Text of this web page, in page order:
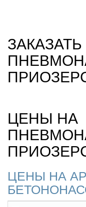
ЗАКАЗАТЬ
ЦЕНЫ НА
ЦЕНЫ НА